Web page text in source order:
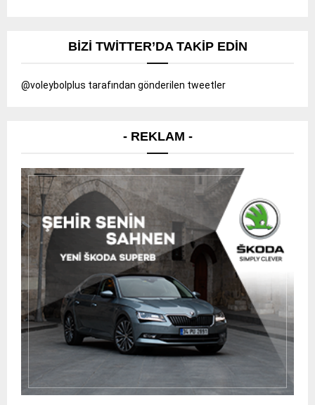
BIZI TWITTER’DA TAKIP EDIN
@voleybolplus tarafından gönderilen tweetler
- REKLAM -